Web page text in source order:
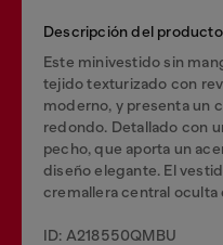
Descripción del producto
Este minivestido sin
tejido texturizado con
moderno, y presenta un
redondo. Detallado con
pecho, que aporta un
diseño elegante. El
cremallera central oculta
ID: A218550QMBU